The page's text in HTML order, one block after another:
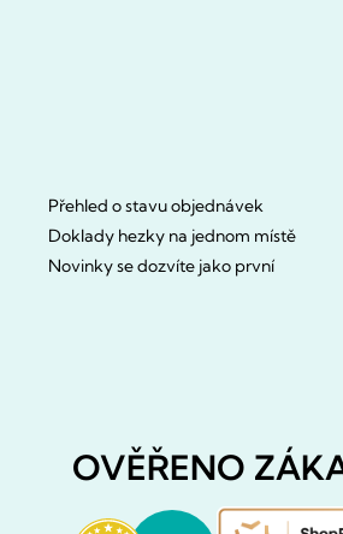
Přehled o stavu objednávek
Doklady hezky na jednom místě
Novinky se dozvíte jako první
OVĚŘENO